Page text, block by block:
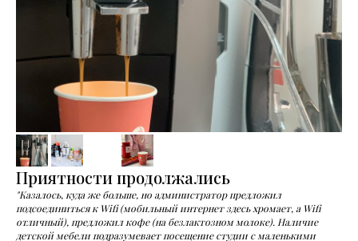
Приятности продолжались
"Казалось, куда же больше, но администратор предложил
подсоединиться к Wifi (мобильный интернет здесь хромает, а Wifi
отличный), предложил кофе (на безлактозном молоке). Наличие
детской мебели подразумевает посещение студии с маленькими